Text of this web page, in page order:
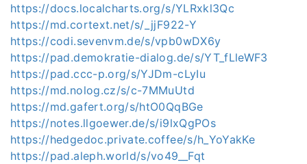
https://docs.localcharts.org/s/YLRxkl3Qc
https://md.cortext.net/s/_jjF922-Y
https://codi.sevenvm.de/s/vpb0wDX6y
https://pad.demokratie-dialog.de/s/YT_fLleWF3
https://pad.ccc-p.org/s/YJDm-cLyIu
https://md.nolog.cz/s/c-7MMuUtd
https://md.gafert.org/s/htO0QqBGe
https://notes.llgoewer.de/s/i9lxQgPOs
https://hedgedoc.private.coffee/s/h_YoYakKe
https://pad.aleph.world/s/vo49__Fqt